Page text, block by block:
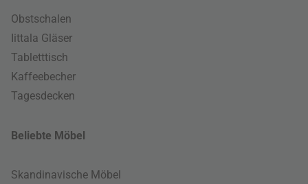
Obstschalen
Iittala Gläser
Tabletttisch
Kaffeebecher
Tagesdecken
Beliebte Möbel
Skandinavische Möbel